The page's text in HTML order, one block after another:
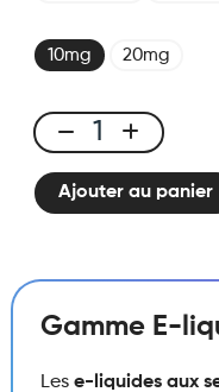
10mg 20mg
E-
liquide
10ml
quantité
Ajouter au panier
Gamme E-
Les e-liquides aux